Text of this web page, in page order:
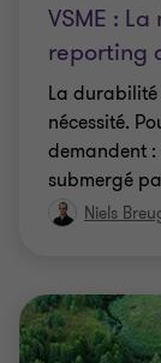
VSME :
reporting
La durabilité
nécessité.
demandent :
submergé
Niels